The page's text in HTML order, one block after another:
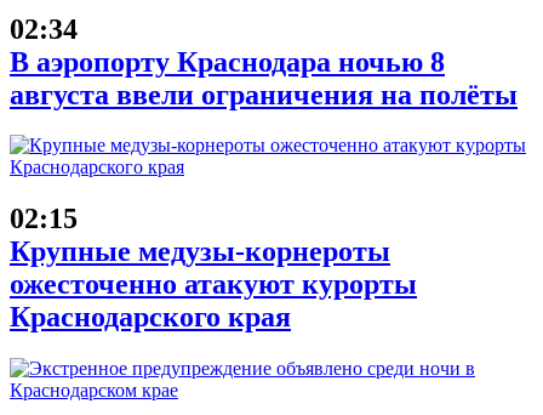
02:34
В аэропорту Краснодара ночью 8
августа ввели ограничения на полёты
02:15
Крупные медузы-корнероты
ожесточенно атакуют курорты
Краснодарского края